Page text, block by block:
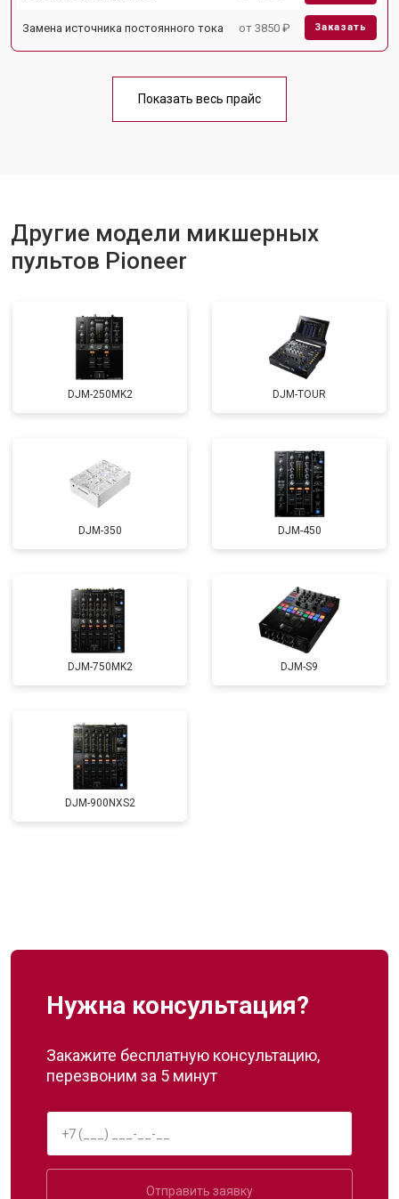
Замена источника постоянного тока от 3850 ₽ Заказать
Показать весь прайс
Другие модели микшерных
пультов Pioneer
DJM-250MK2 DJM-TOUR
DJM-350 DJM-450
DJM-750MK2 DJM-S9
DJM-900NXS2
Нужна консультация?
Закажите бесплатную консультацию,
перезвоним за 5 минут
Отправить заявку